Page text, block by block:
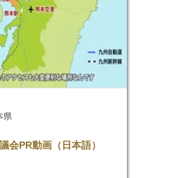
県
会PR動画（日本語）